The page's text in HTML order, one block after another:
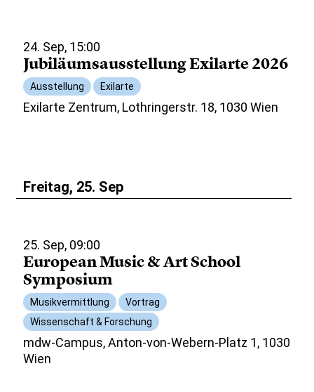
24. Sep, 15:00
Jubiläumsausstellung Exilarte 2026
Ausstellung Exilarte
Exilarte Zentrum, Lothringerstr. 18, 1030 Wien
Freitag, 25. Sep
25. Sep, 09:00
European Music & Art School
Symposium
Musikvermittlung
Vortrag
Wissenschaft & Forschung
mdw-Campus, Anton-von-Webern-Platz 1, 1030
Wien